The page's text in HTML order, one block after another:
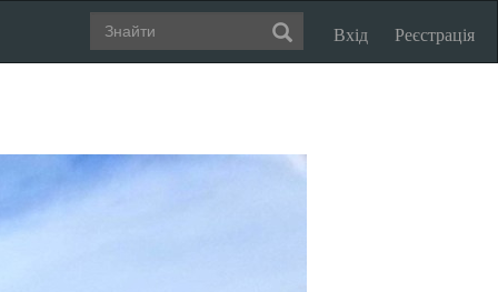
Вхід Реєстрація